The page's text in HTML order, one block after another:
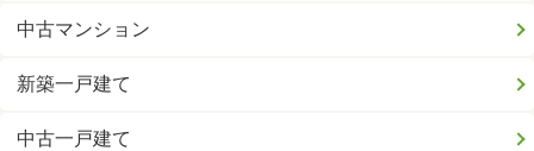
中古マンション
新築一戸建て
中古一戸建て